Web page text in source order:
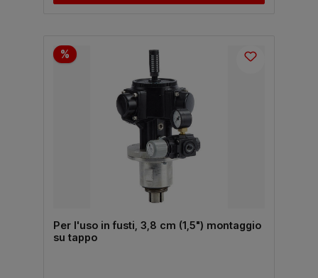
%
Per l'uso in fusti, 3,8 cm (1,5") montaggio
su tappo